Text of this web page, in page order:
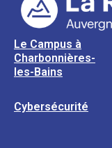
Le Campus à
Charbonnières-
les-Bains
Cybersécurité